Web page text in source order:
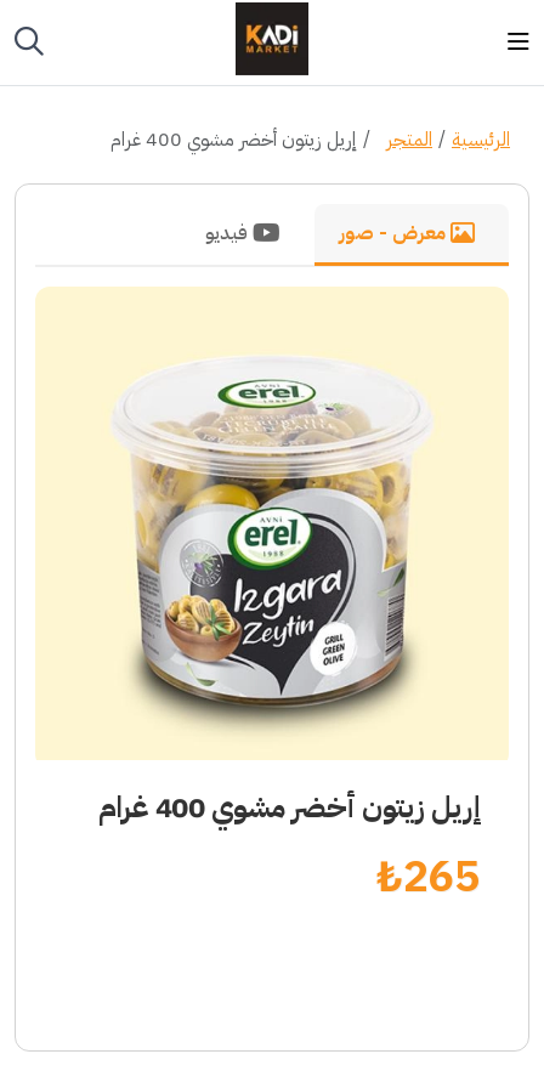
الرئيسية المتجر إريل زيتون أخضر مشوي 400 غرام
معرض - صور فيديو
إريل زيتون أخضر مشوي 400 غرام
265
₺